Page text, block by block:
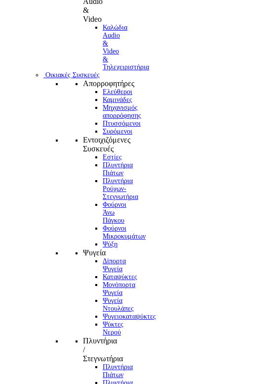
&
Video
Καλώδια
Audio
&
Video
&
Τηλεχειριστήρια
Οικιακές Συσκευές
Απορροφητήρες
Ελεύθεροι
Καμινάδες
Μηχανισμός
απορρόφησης
Πτυσσόμενοι
Συρόμενοι
Εντοιχιζόμενες
Συσκευές
Εστίες
Πλυντήρια
Πιάτων
Πλυντήρια
Ρούχων-
Στεγνωτήρια
Φούρνoι
Άνω
Πάγκου
Φούρνοι
Μικροκυμάτων
Ψύξη
Ψυγεία
Δίπορτα
Ψυγεία
Καταψύκτες
Μονόπορτα
Ψυγεία
Ψυγεία
Ντουλάπες
Ψυγειοκαταψύκτες
Ψύκτες
Νερού
Πλυντήρια
/
Στεγνωτήρια
Πλυντήρια
Πιάτων